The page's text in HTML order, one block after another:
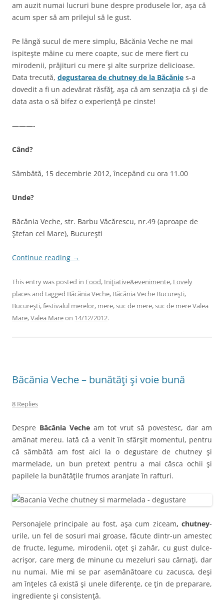
am auzit numai lucruri bune despre produsele lor, aşa că
acum sper să am prilejul să le gust.
Pe lângă sucul de mere simplu, Băcănia Veche ne mai
ispiteşte mâine cu mere coapte, suc de mere fiert cu
mirodenii, prăjituri cu mere şi alte surprize delicioase.
Data trecută, degustarea de chutney de la Băcănie s-a
dovedit a fi un adevărat răsfăţ, aşa că am senzaţia că şi de
data asta o să bifez o experienţă pe cinste!
———-
Când?
Sâmbătă, 15 decembrie 2012, începând cu ora 11.00
Unde?
Băcănia Veche, str. Barbu Văcărescu, nr.49 (aproape de
Ştefan cel Mare), Bucureşti
Continue reading →
This entry was posted in Food, Iniţiative&evenimente, Lovely
placesand tagged Băcănia Veche, Băcănia Veche Bucureşti,
Bucureşti,festivalul merelor, mere,suc de mere,suc de mere Valea
Mare,Valea Mareon 14/12/2012.
Băcănia Veche – bunătăţi şi voie bună
8 Replies
Despre Băcănia Veche am tot vrut să povestesc, dar am
amânat mereu. Iată că a venit în sfârşit momentul, pentru
că sâmbătă am fost aici la o degustare de chutney şi
marmelade, un bun pretext pentru a mai căsca ochii şi
papilele la bunătăţile frumos aranjate în rafturi.
Personajele principale au fost, aşa cum ziceam, chutney-
urile, un fel de sosuri mai groase, făcute dintr-un amestec
de fructe, legume, mirodenii, oţet şi zahăr, cu gust dulce-
acrişor, care merg de minune cu mezeluri sau cârnaţi, dar
nu numai. Mie mi se par asemănătoare cu zacusca, deşi
am înţeles că există şi unele diferenţe, ce ţin de preparare,
ingrediente şi consistenţă.